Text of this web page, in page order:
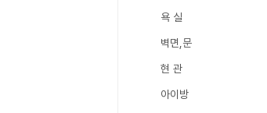
욕 실
벽면,문
현 관
아이방